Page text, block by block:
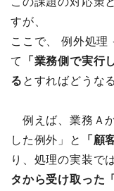
すが、
ここで、 例外処理
て
「業務側で実行
る とすればどうな
例えば、業務Ａ
した例外」と
「顧
り、処理の実装で
タから受け取った